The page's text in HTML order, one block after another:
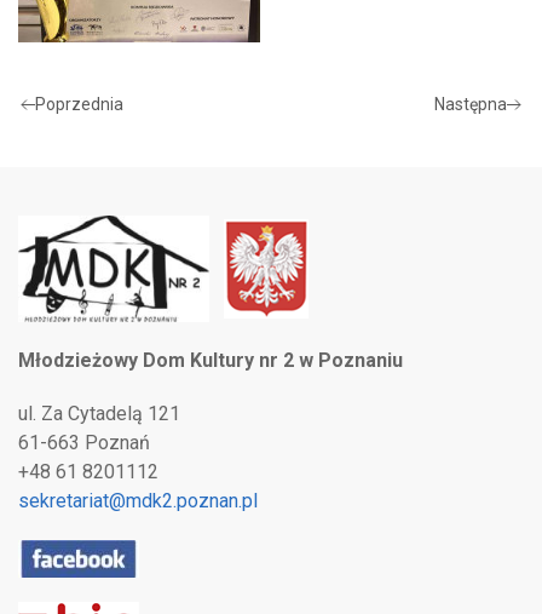
Poprzednia Następna
Młodzieżowy Dom Kultury nr 2 w Poznaniu
ul. Za Cytadelą 121
61-663 Poznań
+48 61 8201112
sekretariat@mdk2.poznan.pl